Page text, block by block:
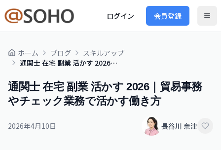
ログイン 会員登録
ホーム ブログ
スキルアップ
通関士 在宅 副業 活かす 2026｜貿易事務やチェック業務で活かす働き方
通関士 在宅 副業 活かす 2026｜貿易事務
やチェック業務で活かす働き方
2026年4月10日 長谷川 奈津